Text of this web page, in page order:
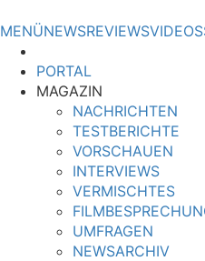
MENÜNEWSREVIEWSVIDEOS
PORTAL
MAGAZIN
NACHRICHTEN
TESTBERICHTE
VORSCHAUEN
INTERVIEWS
VERMISCHTES
UMFRAGEN
NEWSARCHIV